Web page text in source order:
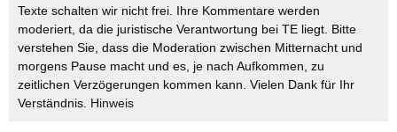
Texte schalten wir nicht frei. Ihre Kommentare werden
moderiert, da die juristische Verantwortung bei TE liegt. Bitte
verstehen Sie, dass die Moderation zwischen Mitternacht und
morgens Pause macht und es, je nach Aufkommen, zu
zeitlichen Verzögerungen kommen kann. Vielen Dank für Ihr
Verständnis. Hinweis